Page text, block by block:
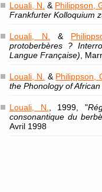
Louali, N. & Philippson,
Frankfurter Kolloquium
Louali, N. &
protoberbères ?
Langue Française) ,
Louali, N. & Philippson,
the Phonology of
Louali, N. , 1999, "
consonantique du
Avril 1998